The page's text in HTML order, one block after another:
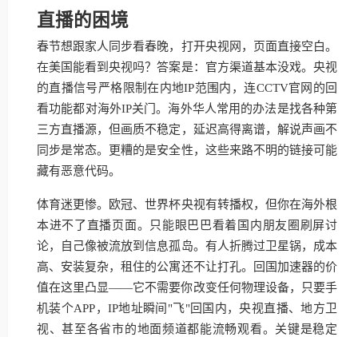
直播的困境
春节想跟家人同步看春晚，打开央视网，页面直接空白。
在美国能看到央视吗？答案是：官方渠道基本没戏。央视
的直播信号严格限制在内地IP范围内，连CCTV官网的回
看功能都对海外IP关门。海外华人常用的办法是找各种第
三方直播源，但画质不稳定，延迟高得离谱，解说声画不
同步是常态。更糟的是安全性，这些来路不明的链接可能
藏有恶意代码。
体育迷更惨。欧冠、世界杯央视有转播权，但你在海外根
本进不了直播页面。只能眼巴巴看着国内朋友圈刷屏讨
论，自己像被流放到信息孤岛。有人折腾过卫星锅，成本
高、安装复杂，租住的公寓还不让打孔。回国加速器的价
值在这里凸显——它不需要你改变任何物理设备，只要手
机装个APP，IP地址瞬间"飞"回国内，央视直播、地方卫
视、甚至各省市的地面频道都能流畅观看。关键是稳定